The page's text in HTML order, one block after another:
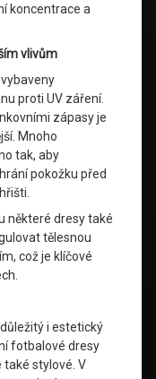
koncentrace a
vlivům
proti UV záření.
zápasy je
Mnoho
tak, aby
pokožku před
některé dresy také
tělesnou
což je klíčové
i estetický
fotbalové dresy
také stylové. V